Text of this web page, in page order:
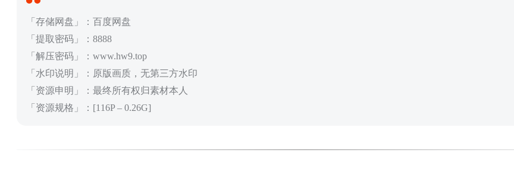
「存储网盘」：百度网盘
「提取密码」：8888
「解压密码」：www.hw9.top
「水印说明」：原版画质，无第三方水印
「资源申明」：最终所有权归素材本人
「资源规格」：[116P – 0.26G]